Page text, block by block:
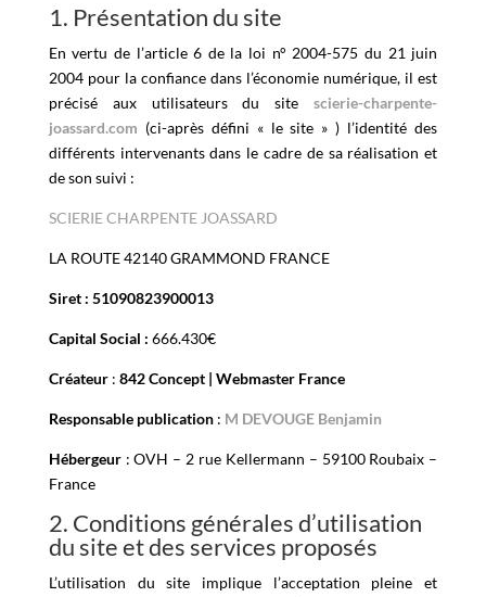
1. Présentation du site
En vertu de l’article 6 de la loi n° 2004-575 du 21 juin
2004 pour la confiance dans l’économie numérique, il est
précisé aux utilisateurs du sitescierie-charpente-
joassard.com (ci-après défini « le site » ) l’identité des
différents intervenants dans le cadre de sa réalisation et
de son suivi :
SCIERIE CHARPENTE JOASSARD
LA ROUTE42140 GRAMMOND FRANCE
Siret : 51090823900013
Capital Social : 666.430€
Créateur: 842 Concept| Webmaster France
Responsable publication: M DEVOUGE Benjamin
Hébergeur: OVH – 2 rue Kellermann – 59100 Roubaix –
France
2. Conditions générales d’utilisation
du site et des services proposés
L’utilisation du site implique l’acceptation pleine et